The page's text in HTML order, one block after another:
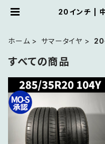
20インチ |
ホーム サマータイヤ 20
すべての商品